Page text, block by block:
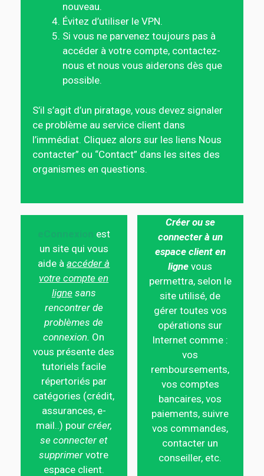
nouveau.
Évitez d’utiliser le VPN.
Si vous ne parvenez toujours pas à
accéder à votre compte, contactez-
nous et nous vous aiderons dès que
possible.
S’il s’agit d’un piratage, vous devez signaler
ce problème au service client dans
l’immédiat. Cliquez alors sur les liens Nous
contacter” ou “Contact” dans les sites des
organismes en questions.
est
un site qui vous
aide àaccéder à
votre compte en
ligne sans
rencontrer de
problèmes de
connexion. On
vous présente des
tutoriels facile
répertoriés par
catégories (crédit,
assurances, e-
mail..) pour créer,
se connecter et
supprimer votre
espace client.
Créer ou se
connecter à un
espace client en
ligne vous
permettra, selon le
site utilisé, de
gérer toutes vos
opérations sur
Internet comme :
vos
remboursements,
vos comptes
bancaires, vos
paiements, suivre
vos commandes,
contacter un
conseiller, etc.